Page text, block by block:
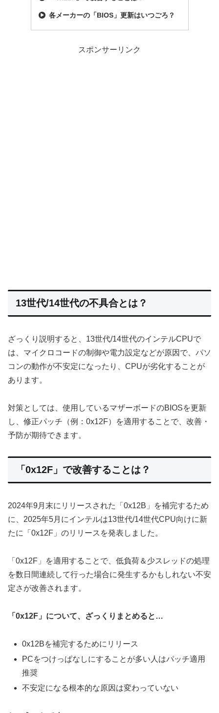
各メーカーの「BIOS」更新はいつごろ？
スポンサーリンク
13世代/14世代の不具合とは？
ざっくり説明すると、13世代/14世代のインテルCPUで
は、マイクロコードの制御や電力設定などが原因で、パソ
コンの動作が不安定になったり、CPUが劣化することが
あります。
対策としては、使用しているマザーボードのBIOSを更新
し、修正パッチ（例：0x12F）を適用することで、改善・
予防が期待できます。
「0x12F」で改善することは？
2024年9月末にリリースされた「0x12B」を補完するため
に、2025年5月にインテルは13世代/14世代CPU向けに新
たに「0x12F」のリリースを発表しました。
「0x12F」を適用することで、低負荷＆少スレッドの処理
を数日間連続して行った場合に発生するかもしれない不安
定さが改善されます。
「0x12F」について、ざっくりまとめると…
0x12Bを補完するためにリリース
PCをつけっぱなしにすることが多い人はパッチ適用
推奨
不安定になる根本的な原因は変わっていない